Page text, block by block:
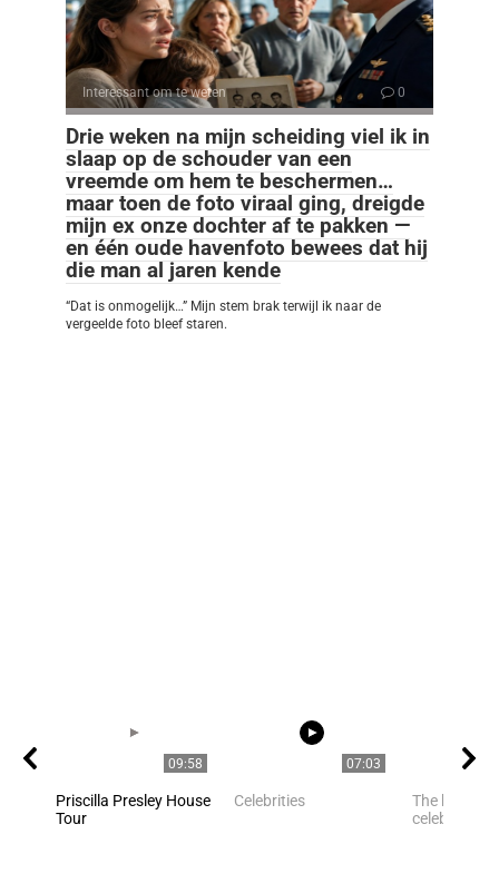
Interessant om te weten 0
Drie weken na mijn scheiding viel ik in
slaap op de schouder van een
vreemde om hem te beschermen…
maar toen de foto viraal ging, dreigde
mijn ex onze dochter af te pakken —
en één oude havenfoto bewees dat hij
die man al jaren kende
“Dat is onmogelijk…” Mijn stem brak terwijl ik naar de
vergeelde foto bleef staren.
09:58
Priscilla Presley House
Tour
07:03
Celebrities
The best
celebrities